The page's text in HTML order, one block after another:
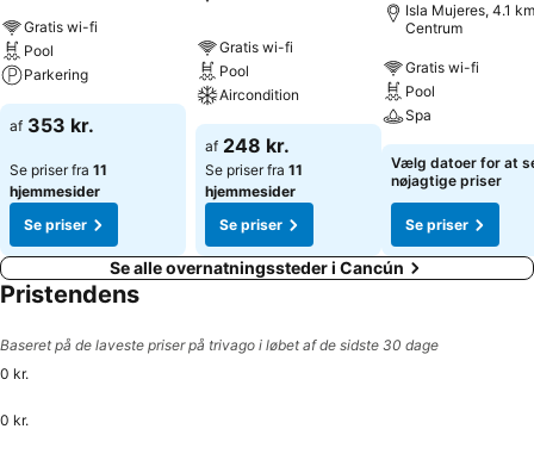
Gratis wi-fi
Pool
Parkering
af 353 kr.
Se priser fra 11
hjemmesider
Se priser
Gratis wi-fi
Pool
Aircondition
af 248 kr.
Se priser fra 11
hjemmesider
Se priser
Isla Mujeres, 4.1
Centrum
Gratis wi-fi
Pool
Spa
Vælg datoer for at
nøjagtige priser
Se priser
Se alle overnatningssteder i Cancún
Pristendens
Baseret på de laveste priser på trivago i løbet af de sidste 30 dage
0 kr.
0 kr.